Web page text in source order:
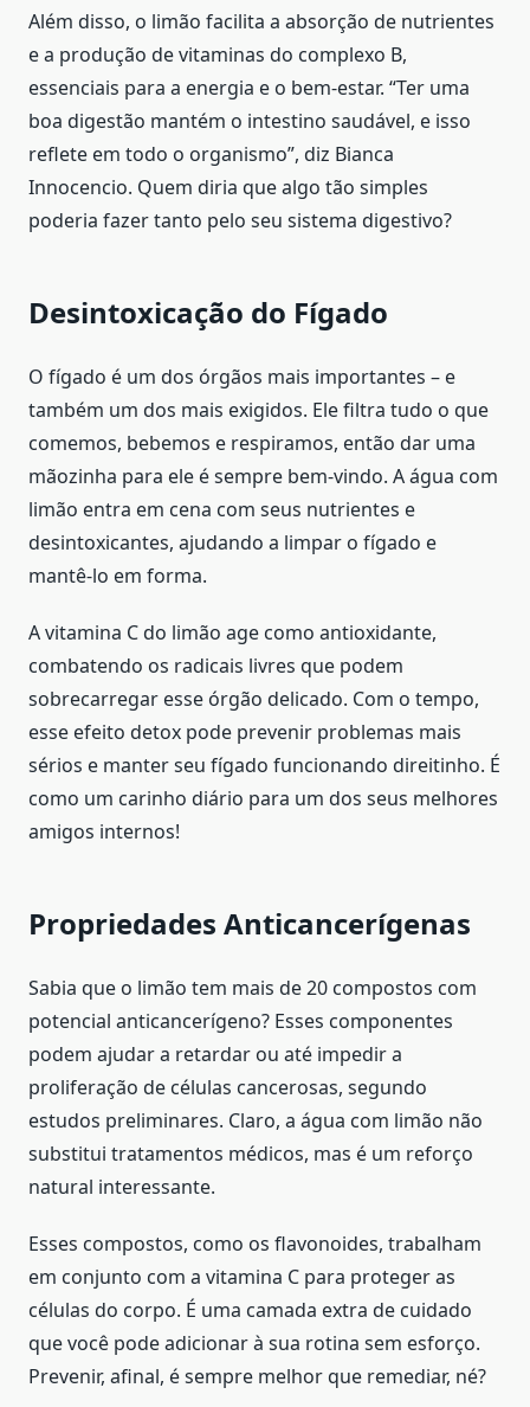
Além disso, o limão facilita a absorção de nutrientes
e a produção de vitaminas do complexo B,
essenciais para a energia e o bem-estar. “Ter uma
boa digestão mantém o intestino saudável, e isso
reflete em todo o organismo”, diz Bianca
Innocencio. Quem diria que algo tão simples
poderia fazer tanto pelo seu sistema digestivo?
Desintoxicação do Fígado
O fígado é um dos órgãos mais importantes – e
também um dos mais exigidos. Ele filtra tudo o que
comemos, bebemos e respiramos, então dar uma
mãozinha para ele é sempre bem-vindo. A água com
limão entra em cena com seus nutrientes e
desintoxicantes, ajudando a limpar o fígado e
mantê-lo em forma.
A vitamina C do limão age como antioxidante,
combatendo os radicais livres que podem
sobrecarregar esse órgão delicado. Com o tempo,
esse efeito detox pode prevenir problemas mais
sérios e manter seu fígado funcionando direitinho. É
como um carinho diário para um dos seus melhores
amigos internos!
Propriedades Anticancerígenas
Sabia que o limão tem mais de 20 compostos com
potencial anticancerígeno? Esses componentes
podem ajudar a retardar ou até impedir a
proliferação de células cancerosas, segundo
estudos preliminares. Claro, a água com limão não
substitui tratamentos médicos, mas é um reforço
natural interessante.
Esses compostos, como os flavonoides, trabalham
em conjunto com a vitamina C para proteger as
células do corpo. É uma camada extra de cuidado
que você pode adicionar à sua rotina sem esforço.
Prevenir, afinal, é sempre melhor que remediar, né?